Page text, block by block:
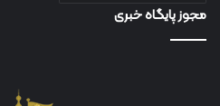
مجوز پایگاه خبری